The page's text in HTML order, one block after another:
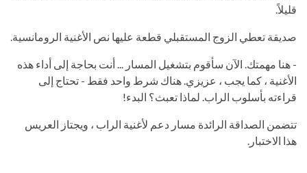
قليلاً.
صديقة تعطي الزوج المستقبلي قطعة عليها نص الأغنية الرومانسية.
- هنا مهمتك. الآن سأقوم بتشغيل المسار ... أنت بحاجة إلى أداء هذه
الأغنية ، كما يجب ، عزيزي. هناك شرط واحد فقط - تحتاج إلى
قراءته بأسلوب الراب. لماذا تعبث؟ البدء!
تتضمن الصداقة الرائدة مسار دعم لأغنية الراب ، ويجتاز العريس
هذا الاختبار.